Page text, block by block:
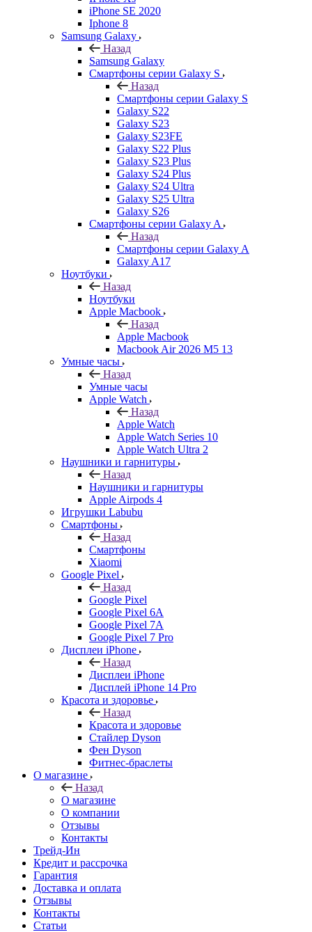
iPhone SE 2020
Iphone 8
Samsung Galaxy
Назад
Samsung Galaxy
Смартфоны серии Galaxy S
Назад
Смартфоны серии Galaxy S
Galaxy S22
Galaxy S23
Galaxy S23FE
Galaxy S22 Plus
Galaxy S23 Plus
Galaxy S24 Plus
Galaxy S24 Ultra
Galaxy S25 Ultra
Galaxy S26
Смартфоны серии Galaxy A
Назад
Смартфоны серии Galaxy A
Galaxy A17
Ноутбуки
Назад
Ноутбуки
Apple Macbook
Назад
Apple Macbook
Macbook Air 2026 M5 13
Умные часы
Назад
Умные часы
Apple Watch
Назад
Apple Watch
Apple Watch Series 10
Apple Watch Ultra 2
Наушники и гарнитуры
Назад
Наушники и гарнитуры
Apple Airpods 4
Игрушки Labubu
Смартфоны
Назад
Смартфоны
Xiaomi
Google Pixel
Назад
Google Pixel
Google Pixel 6A
Google Pixel 7А
Google Pixel 7 Pro
Дисплеи iPhone
Назад
Дисплеи iPhone
Дисплей iPhone 14 Pro
Красота и здоровье
Назад
Красота и здоровье
Стайлер Dyson
Фен Dyson
Фитнес-браслеты
О магазине
Назад
О магазине
О компании
Отзывы
Контакты
Трейд-Ин
Кредит и рассрочка
Гарантия
Доставка и оплата
Отзывы
Контакты
Статьи